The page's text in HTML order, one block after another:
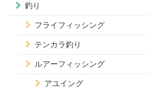
釣り
フライフィッシング
テンカラ釣り
ルアーフィッシング
アユイング